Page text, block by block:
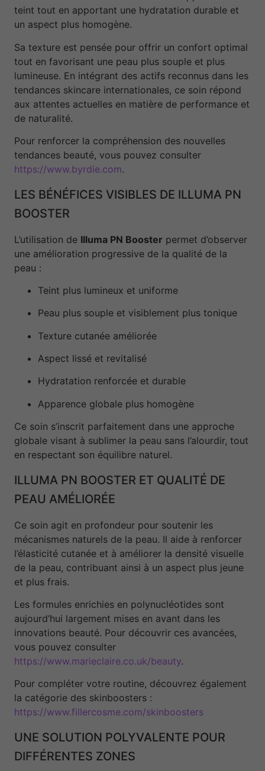
teint tout en apportant une hydratation durable et
un aspect plus homogène.
Sa texture est pensée pour offrir un confort optimal
tout en favorisant une peau plus souple et plus
lumineuse. En intégrant des actifs reconnus dans les
tendances skincare internationales, ce soin répond
aux attentes actuelles en matière de performance et
de naturalité.
Pour renforcer la compréhension des nouvelles
tendances beauté, vous pouvez consulter
https://www.byrdie.com.
LES BÉNÉFICES VISIBLES DE ILLUMA PN
BOOSTER
L’utilisation de Illuma PN Booster permet d’observer
une amélioration progressive de la qualité de la
peau :
Teint plus lumineux et uniforme
Peau plus souple et visiblement plus tonique
Texture cutanée améliorée
Aspect lissé et revitalisé
Hydratation renforcée et durable
Apparence globale plus homogène
Ce soin s’inscrit parfaitement dans une approche
globale visant à sublimer la peau sans l’alourdir, tout
en respectant son équilibre naturel.
ILLUMA PN BOOSTER ET QUALITÉ DE
PEAU AMÉLIORÉE
Ce soin agit en profondeur pour soutenir les
mécanismes naturels de la peau. Il aide à renforcer
l’élasticité cutanée et à améliorer la densité visuelle
de la peau, contribuant ainsi à un aspect plus jeune
et plus frais.
Les formules enrichies en polynucléotides sont
aujourd’hui largement mises en avant dans les
innovations beauté. Pour découvrir ces avancées,
vous pouvez consulter
https://www.marieclaire.co.uk/beauty.
Pour compléter votre routine, découvrez également
la catégorie des skinboosters :
https://www.fillercosme.com/skinboosters
UNE SOLUTION POLYVALENTE POUR
DIFFÉRENTES ZONES